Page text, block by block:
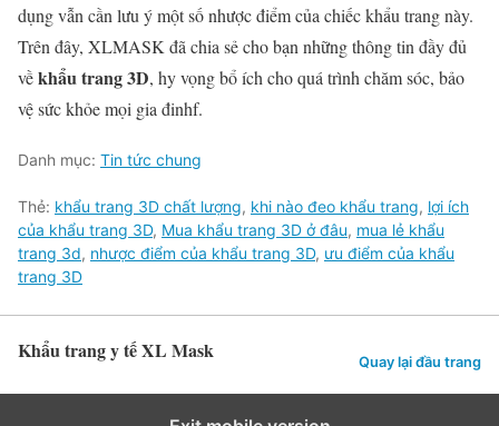
dụng vẫn cần lưu ý một số nhược điểm của chiếc khẩu trang này.
Trên đây, XLMASK đã chia sẻ cho bạn những thông tin đầy đủ
vềkhẩu trang 3D, hy vọng bổ ích cho quá trình chăm sóc, bảo
vệ sức khỏe mọi gia đinhf.
Danh mục: Tin tức chung
Thẻ: khẩu trang 3D chất lượng, khi nào đeo khẩu trang, lợi ích
của khẩu trang 3D, Mua khẩu trang 3D ở đâu, mua lẻ khẩu
trang 3d, nhược điểm của khẩu trang 3D, ưu điểm của khẩu
trang 3D
Khẩu trang y tế XL Mask Quay lại đầu trang